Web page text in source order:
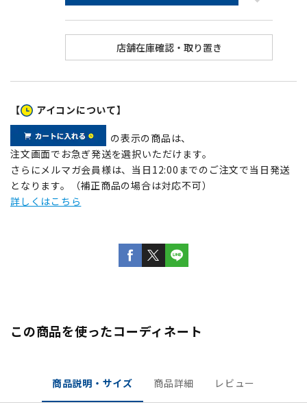
【 アイコンについて】
の表示の商品は、
注文画面でお急ぎ発送を選択いただけます。
さらにメルマガ会員様は、当日12:00までのご注文で当日発送
となります。（補正商品の場合は対応不可）
詳しくはこちら
この商品を使ったコーディネート
商品説明・サイズ 商品詳細 レビュー